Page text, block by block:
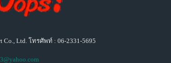
Co., Ltd. โทรศัพท์ : 06-2331-5695